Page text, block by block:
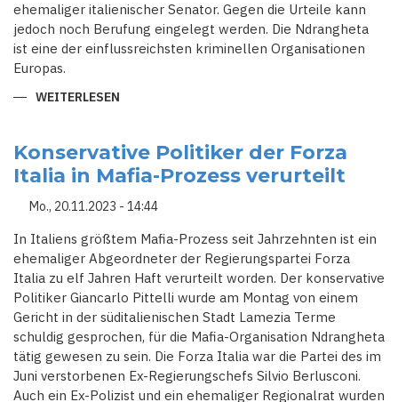
ehemaliger italienischer Senator. Gegen die Urteile kann
jedoch noch Berufung eingelegt werden. Die Ndrangheta
ist eine der einflussreichsten kriminellen Organisationen
Europas.
WEITERLESEN
ITALIEN:
200
PERSONEN
WEGEN
ZUR
ZU
2.200
JAHREN
HAFT
VERURTEILT
Konservative Politiker der Forza
Italia in Mafia-Prozess verurteilt
Mo., 20.11.2023 - 14:44
In Italiens größtem Mafia-Prozess seit Jahrzehnten ist ein
ehemaliger Abgeordneter der Regierungspartei Forza
Italia zu elf Jahren Haft verurteilt worden. Der konservative
Politiker Giancarlo Pittelli wurde am Montag von einem
Gericht in der süditalienischen Stadt Lamezia Terme
schuldig gesprochen, für die Mafia-Organisation Ndrangheta
tätig gewesen zu sein. Die Forza Italia war die Partei des im
Juni verstorbenen Ex-Regierungschefs Silvio Berlusconi.
Auch ein Ex-Polizist und ein ehemaliger Regionalrat wurden